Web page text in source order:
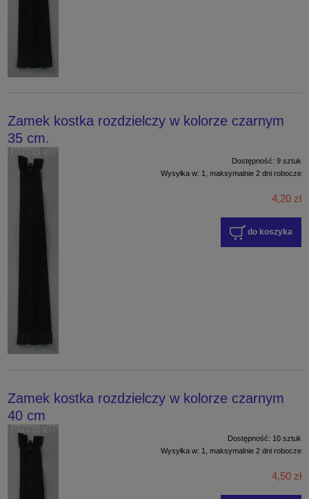
Zamek kostka rozdzielczy w kolorze czarnym
35 cm.
Dostępność: 9 sztuk
Wysyłka w: 1, maksymalnie 2 dni robocze
4,20 zł
do koszyka
Zamek kostka rozdzielczy w kolorze czarnym
40 cm
Dostępność: 10 sztuk
Wysyłka w: 1, maksymalnie 2 dni robocze
4,50 zł